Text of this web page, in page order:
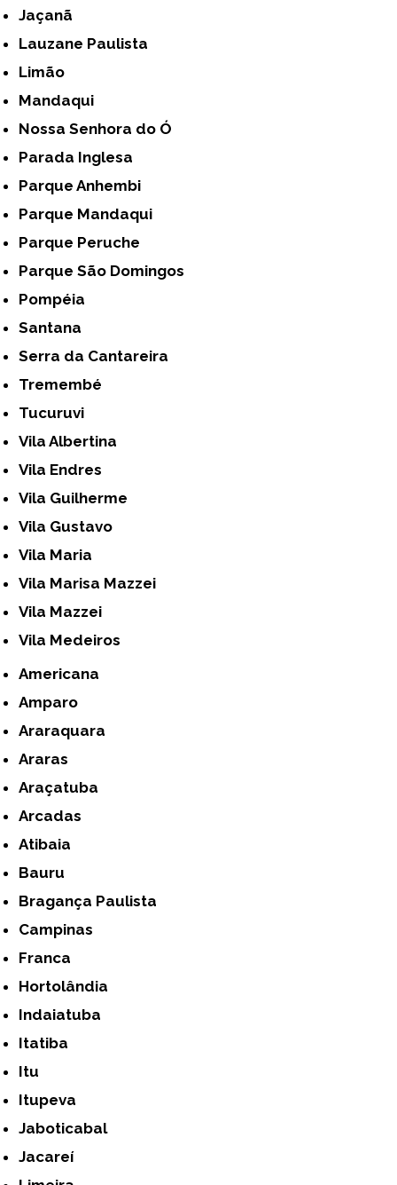
Jaçanã
Lauzane Paulista
Limão
Mandaqui
Nossa Senhora do Ó
Parada Inglesa
Parque Anhembi
Parque Mandaqui
Parque Peruche
Parque São Domingos
Pompéia
Santana
Serra da Cantareira
Tremembé
Tucuruvi
Vila Albertina
Vila Endres
Vila Guilherme
Vila Gustavo
Vila Maria
Vila Marisa Mazzei
Vila Mazzei
Vila Medeiros
Americana
Amparo
Araraquara
Araras
Araçatuba
Arcadas
Atibaia
Bauru
Bragança Paulista
Campinas
Franca
Hortolândia
Indaiatuba
Itatiba
Itu
Itupeva
Jaboticabal
Jacareí